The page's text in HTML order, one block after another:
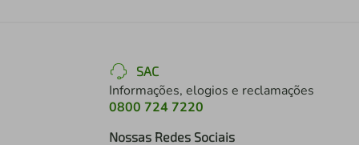
SAC
Informações, elogios e reclamações
0800 724 7220
Nossas Redes Sociais